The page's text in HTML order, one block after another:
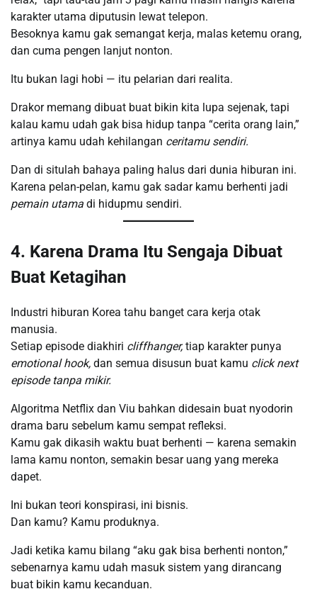
karakter utama diputusin lewat telepon.
Besoknya kamu gak semangat kerja, malas ketemu orang,
dan cuma pengen lanjut nonton.
Itu bukan lagi hobi — itu pelarian dari realita.
Drakor memang dibuat buat bikin kita lupa sejenak, tapi
kalau kamu udah gak bisa hidup tanpa “cerita orang lain,”
artinya kamu udah kehilangan ceritamu sendiri.
Dan di situlah bahaya paling halus dari dunia hiburan ini.
Karena pelan-pelan, kamu gak sadar kamu berhenti jadi
pemain utama di hidupmu sendiri.
4. Karena Drama Itu Sengaja Dibuat
Buat Ketagihan
Industri hiburan Korea tahu banget cara kerja otak
manusia.
Setiap episode diakhiri cliffhanger,tiap karakter punya
emotional hook, dan semua disusun buat kamu click next
episode tanpa mikir.
Algoritma Netflix dan Viu bahkan didesain buat nyodorin
drama baru sebelum kamu sempat refleksi.
Kamu gak dikasih waktu buat berhenti — karena semakin
lama kamu nonton, semakin besar uang yang mereka
dapet.
Ini bukan teori konspirasi, ini bisnis.
Dan kamu? Kamu produknya.
Jadi ketika kamu bilang “aku gak bisa berhenti nonton,”
sebenarnya kamu udah masuk sistem yang dirancang
buat bikin kamu kecanduan.